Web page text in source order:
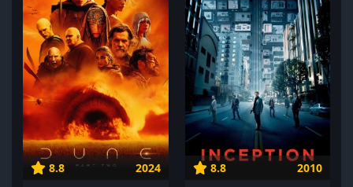
8.8 2024 8.8 2010